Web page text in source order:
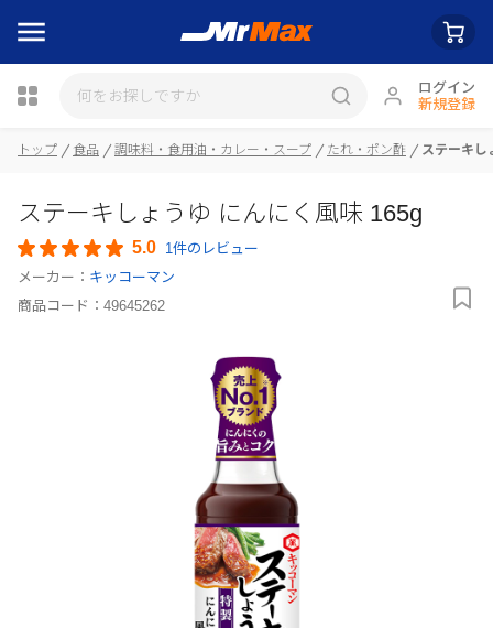
ログイン
新規登録
瓶詰
トップ 食品 調味料・食用油・カレー・スープ たれ・ポン酢 ステーキし
ステーキしょうゆ にんにく風味 165g
5.0 1件のレビュー
メーカー： キッコーマン
商品コード： 49645262